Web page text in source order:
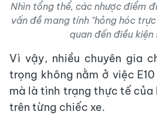
Nhìn tổng thể, các nhược điểm
vấn đề mang tính "hỏng hóc
quan đến điều kiện
Vì vậy, nhiều chuyên gia
trọng không nằm ở việc
mà là tình trạng thực tế của
trên từng chiếc xe.